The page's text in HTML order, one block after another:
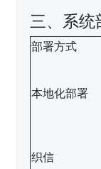
三、系统
部署方式
本地化部署
织信